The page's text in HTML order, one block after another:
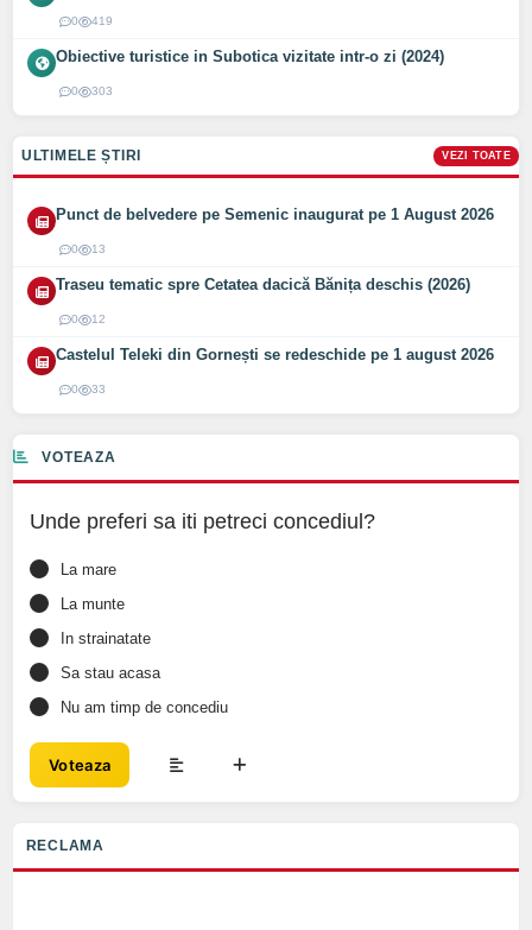
0 419
Obiective turistice in Subotica vizitate intr-o zi (2024)
0 303
ULTIMELE ȘTIRI VEZI TOATE
Punct de belvedere pe Semenic inaugurat pe 1 August 2026
0 13
Traseu tematic spre Cetatea dacică Bănița deschis (2026)
0 12
Castelul Teleki din Gornești se redeschide pe 1 august 2026
0 33
VOTEAZA
Unde preferi sa iti petreci concediul?
La mare
La munte
In strainatate
Sa stau acasa
Nu am timp de concediu
Voteaza
RECLAMA